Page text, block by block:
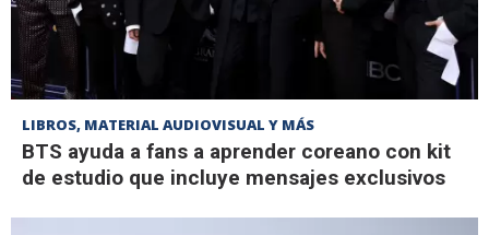
LIBROS, MATERIAL AUDIOVISUAL Y MÁS
BTS ayuda a fans a aprender coreano con kit
de estudio que incluye mensajes exclusivos